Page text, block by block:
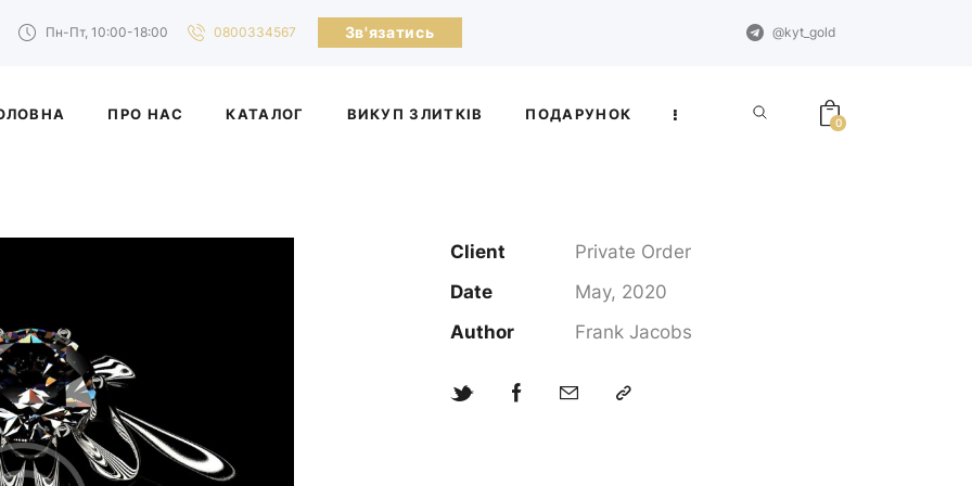
Пн-Пт, 10:00-18:00 0800334567 Зв'язатись @kyt_gold
ПРО НАС КАТАЛОГ ВИКУП ЗЛИТКІВ ПОДАРУНОК
0
Client
Private Order
Date
May, 2020
Author
Frank Jacobs